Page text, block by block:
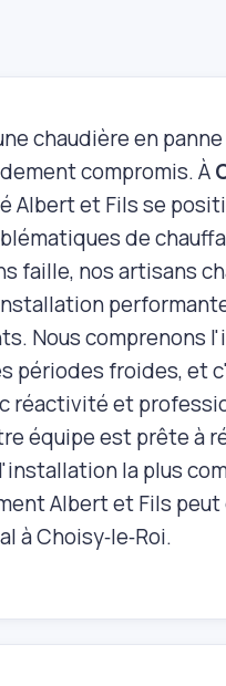
chaudière en panne
compromis. À
Albert et Fils se
de
faille, nos artisans
Nous comprenons
périodes froides, et
réactivité et
équipe est prête à
la plus
Albert et Fils
à Choisy‑le‑Roi.